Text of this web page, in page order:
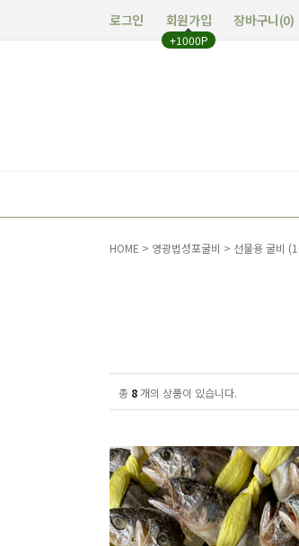
로그인 회원가입
+1000P
장바구니(0)
HOME > 영광법성포굴비 > 선물용 굴비
총 8개의 상품이 있습니다.